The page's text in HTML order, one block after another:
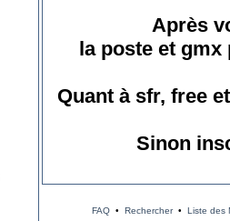
Après
la poste et gmx
Quant à sfr, free
Sinon
FAQ • Rechercher• Liste des